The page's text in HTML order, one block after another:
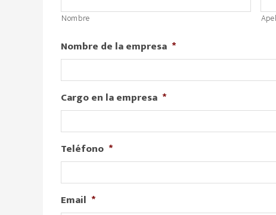
Nombre
Nombre de la empresa *
Cargo en la empresa *
Teléfono *
Email *